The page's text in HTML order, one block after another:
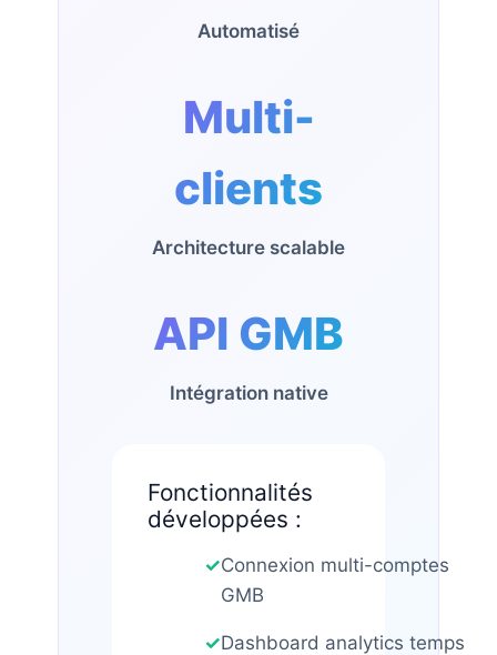
Automatisé
Multi-
clients
Architecture scalable
API GMB
Intégration native
Fonctionnalités
développées :
✓Connexion multi-comptes
GMB
✓Dashboard analytics temps